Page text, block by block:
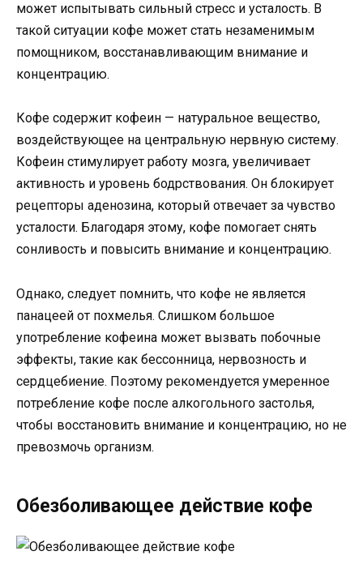
может испытывать сильный стресс и усталость. В
такой ситуации кофе может стать незаменимым
помощником, восстанавливающим внимание и
концентрацию.
Кофе содержит кофеин — натуральное вещество,
воздействующее на центральную нервную систему.
Кофеин стимулирует работу мозга, увеличивает
активность и уровень бодрствования. Он блокирует
рецепторы аденозина, который отвечает за чувство
усталости. Благодаря этому, кофе помогает снять
сонливость и повысить внимание и концентрацию.
Однако, следует помнить, что кофе не является
панацеей от похмелья. Слишком большое
употребление кофеина может вызвать побочные
эффекты, такие как бессонница, нервозность и
сердцебиение. Поэтому рекомендуется умеренное
потребление кофе после алкогольного застолья,
чтобы восстановить внимание и концентрацию, но не
превозмочь организм.
Обезболивающее действие кофе